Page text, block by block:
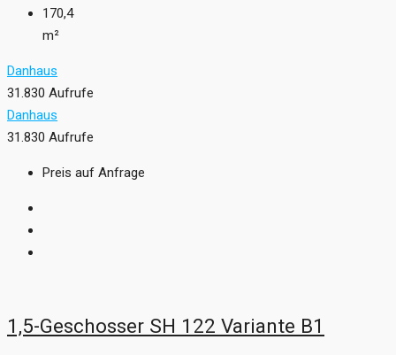
170,4
m²
Danhaus
31.830 Aufrufe
Danhaus
31.830 Aufrufe
Preis auf Anfrage
1,5-Geschosser SH 122 Variante B1